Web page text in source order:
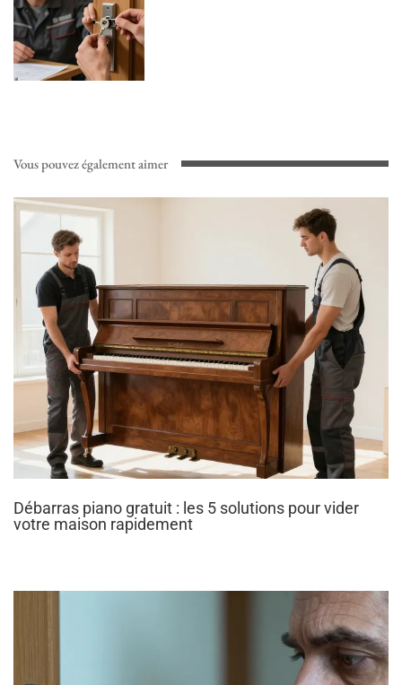
Vous pouvez également aimer
Débarras piano gratuit : les 5 solutions pour vider
votre maison rapidement